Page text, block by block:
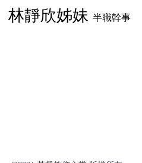
林靜欣姊妹半職幹事